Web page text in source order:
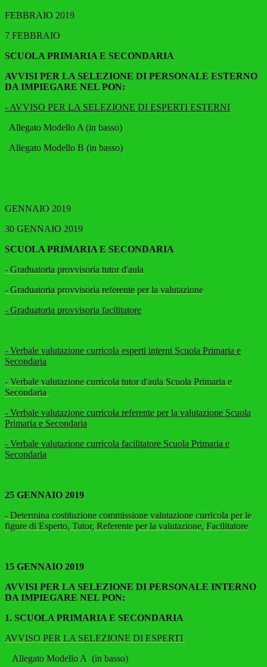
FEBBRAIO 2019
7 FEBBRAIO
SCUOLA PRIMARIA E SECONDARIA
AVVISI PER LA SELEZIONE DI PERSONALE ESTERNO
DA IMPIEGARE NEL PON:
- AVVISO PER LA SELEZIONE DI ESPERTI ESTERNI
Allegato Modello A (in basso)
Allegato Modello B (in basso)
GENNAIO 2019
30 GENNAIO 2019
SCUOLA PRIMARIA E SECONDARIA
- Graduatoria provvisoria tutor d'aula
- Graduatoria provvisoria referente per la valutazione
- Graduatoria provvisoria facilitatore
- Verbale valutazione curricola esperti interni Scuola Primaria e
Secondaria
- Verbale valutazione curricola tutor d'aula Scuola Primaria e
Secondaria
- Verbale valutazione curricola referente per la valutazione Scuola
Primaria e Secondaria
- Verbale valutazione curricola facilitatore Scuola Primaria e
Secondaria
25 GENNAIO 2019
- Determina costituzione commissione valutazione curricola per le
figure di Esperto, Tutor, Referente per la valutazione, Facilitatore
15 GENNAIO 2019
AVVISI PER LA SELEZIONE DI PERSONALE INTERNO
DA IMPIEGARE NEL PON:
1. SCUOLA PRIMARIA E SECONDARIA
AVVISO PER LA SELEZIONE DI ESPERTI
Allegato Modello A (in basso)